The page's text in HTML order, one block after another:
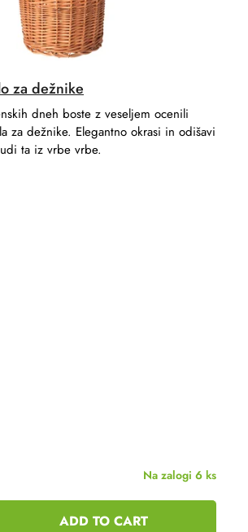
za dežnike
Na zalogi 6 ks
ADD TO CART
dneh boste z veseljem ocenili
za dežnike. Elegantno okrasi in odišavi
ta iz vrbe vrbe.